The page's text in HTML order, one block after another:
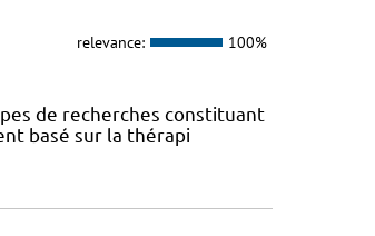
relevance: 100%
de recherches constituant
basé sur la thérapi